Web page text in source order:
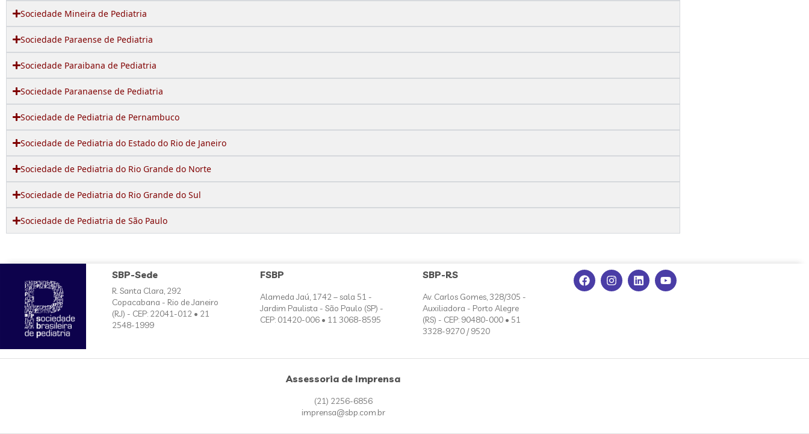
Sociedade Mineira de Pediatria
Sociedade Paraense de Pediatria
Sociedade Paraibana de Pediatria
Sociedade Paranaense de Pediatria
Sociedade de Pediatria de Pernambuco
Sociedade de Pediatria do Estado do Rio de Janeiro
Sociedade de Pediatria do Rio Grande do Norte
Sociedade de Pediatria do Rio Grande do Sul
Sociedade de Pediatria de São Paulo
SBP-Sede
R. Santa Clara, 292
Copacabana - Rio de Janeiro
(RJ) - CEP: 22041-012 • 21
2548-1999
FSBP
Alameda Jaú, 1742 – sala 51 -
Jardim Paulista - São Paulo (SP) -
CEP: 01420-006 • 11 3068-8595
SBP-RS
Av. Carlos Gomes, 328/305 -
Auxiliadora - Porto Alegre
(RS) - CEP: 90480-000 • 51
3328-9270 / 9520
Assessoria de Imprensa
(21) 2256-6856
imprensa@sbp.com.br